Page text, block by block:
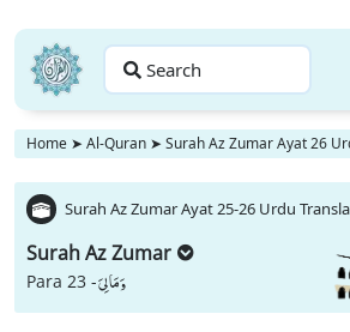
Search
Home ➤ Al-Quran ➤ Surah Az Zumar Ayat 26
Surah Az Zumar Ayat 25-26 Urdu
Surah Az Zumar
Para 23 -وَ مَا لِیَ